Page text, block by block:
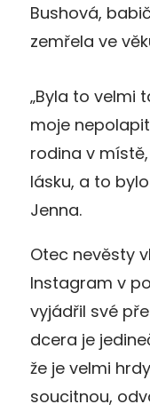
Bushová,
zemřela ve
„Byla to velmi
moje
rodina v
lásku, a to
Jenna.
Otec nevěsty
Instagram v
vyjádřil své
dcera je
že je velmi
soucitnou,